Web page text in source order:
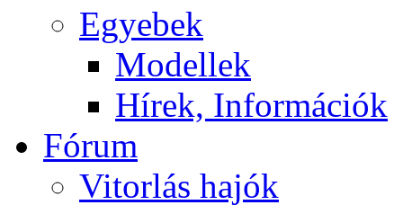
Egyebek
Modellek
Hírek, Információk
Fórum
Vitorlás hajók